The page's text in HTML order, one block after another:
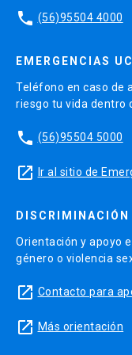
phone (56)95504 4000
EMERGENCIAS UC
Teléfono en caso de
riesgo tu vida dentro
phone (56)95504 5000
launch Ir al sitio de
Orientación y apoyo
género o violencia
launch Contacto para
launch Más orientación